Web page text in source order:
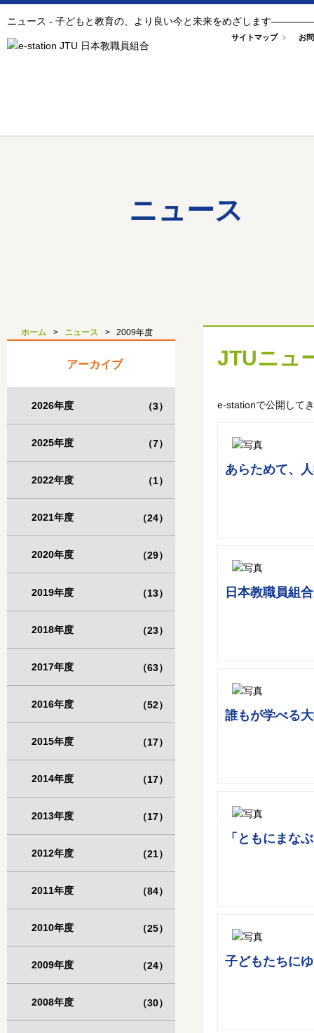
ニュース - 子どもと教育の、より良い今と未来をめざします
サイトマップ お
ニュース
ホーム ニュース 2009年度
JTUニュ
e-stationで公開して
あらためて、
日本教職員組
誰もが学べる
「ともにまな
子どもたちに
アーカイブ
2026年度 （3）
2025年度 （7）
2022年度 （1）
2021年度 （24）
2020年度 （29）
2019年度 （13）
2018年度 （23）
2017年度 （63）
2016年度 （52）
2015年度 （17）
2014年度 （17）
2013年度 （17）
2012年度 （21）
2011年度 （84）
2010年度 （25）
2009年度 （24）
2008年度 （30）